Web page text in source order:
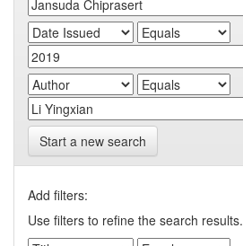
Start a new search
Add filters:
Use filters to refine the search results.